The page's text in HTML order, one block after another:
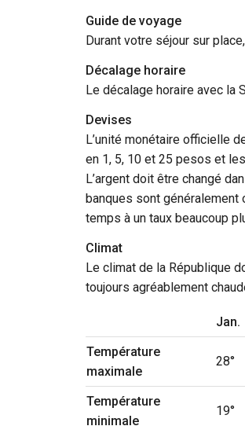
Guide de voyage
Durant votre séjour sur
Décalage horaire
Le décalage horaire avec la
Devises
L’unité monétaire officielle
en 1, 5, 10 et 25 pesos et
L’argent doit être changé
banques sont généralement
temps à un taux beaucoup
Climat
Le climat de la République
toujours agréablement
Jan.
Température
maximale
28°
Température
minimale
19°